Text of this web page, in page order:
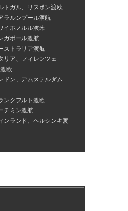
トガル、リスボン渡欧
ラルンプール渡航
イホノルル渡米
ガポール渡航
ストラリア渡航
リア、フィレンツェ
欧
ドン、アムステルダム、
ンクフルト渡欧
チミン渡航
ンランド、ヘルシンキ渡